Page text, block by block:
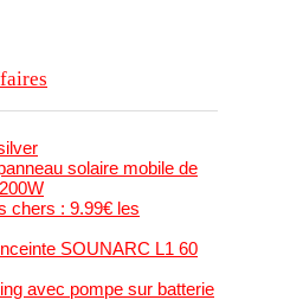
solaire mobile de
chers : 9.99€ les
SOUNARC L1 60
avec pompe sur batterie